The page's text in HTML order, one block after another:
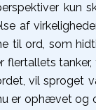
kun
af
til ord, som
flertallets tanker,
vil sproget
er ophævet og